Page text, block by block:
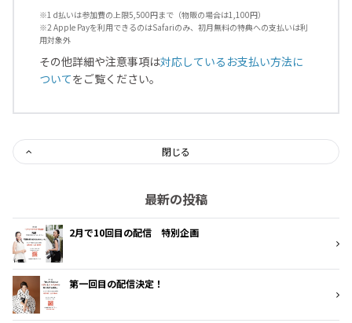
※1 d払いは参加費の上限5,500円まで（物販の場合は1,100円）
※2 Apple Payを利用できるのはSafariのみ、初月無料の特典への支払いは利
用対象外
その他詳細や注意事項は対応しているお支払い方法に
ついてをご覧ください。
閉じる
最新の投稿
2月で10回目の配信 特別企画
第一回目の配信決定！